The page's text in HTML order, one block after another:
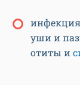
инфекция
уши и
отиты и